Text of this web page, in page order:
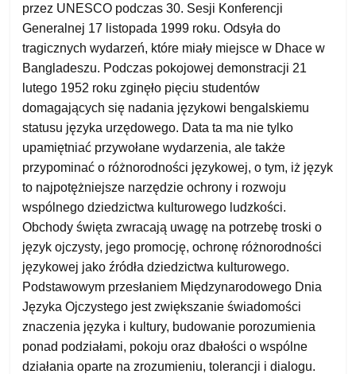
przez UNESCO podczas 30. Sesji Konferencji
Generalnej 17 listopada 1999 roku. Odsyła do
tragicznych wydarzeń, które miały miejsce w Dhace w
Bangladeszu. Podczas pokojowej demonstracji 21
lutego 1952 roku zginęło pięciu studentów
domagających się nadania językowi bengalskiemu
statusu języka urzędowego. Data ta ma nie tylko
upamiętniać przywołane wydarzenia, ale także
przypominać o różnorodności językowej, o tym, iż język
to najpotężniejsze narzędzie ochrony i rozwoju
wspólnego dziedzictwa kulturowego ludzkości.
Obchody święta zwracają uwagę na potrzebę troski o
język ojczysty, jego promocję, ochronę różnorodności
językowej jako źródła dziedzictwa kulturowego.
Podstawowym przesłaniem Międzynarodowego Dnia
Języka Ojczystego jest zwiększanie świadomości
znaczenia języka i kultury, budowanie porozumienia
ponad podziałami, pokoju oraz dbałości o wspólne
działania oparte na zrozumieniu, tolerancji i dialogu.